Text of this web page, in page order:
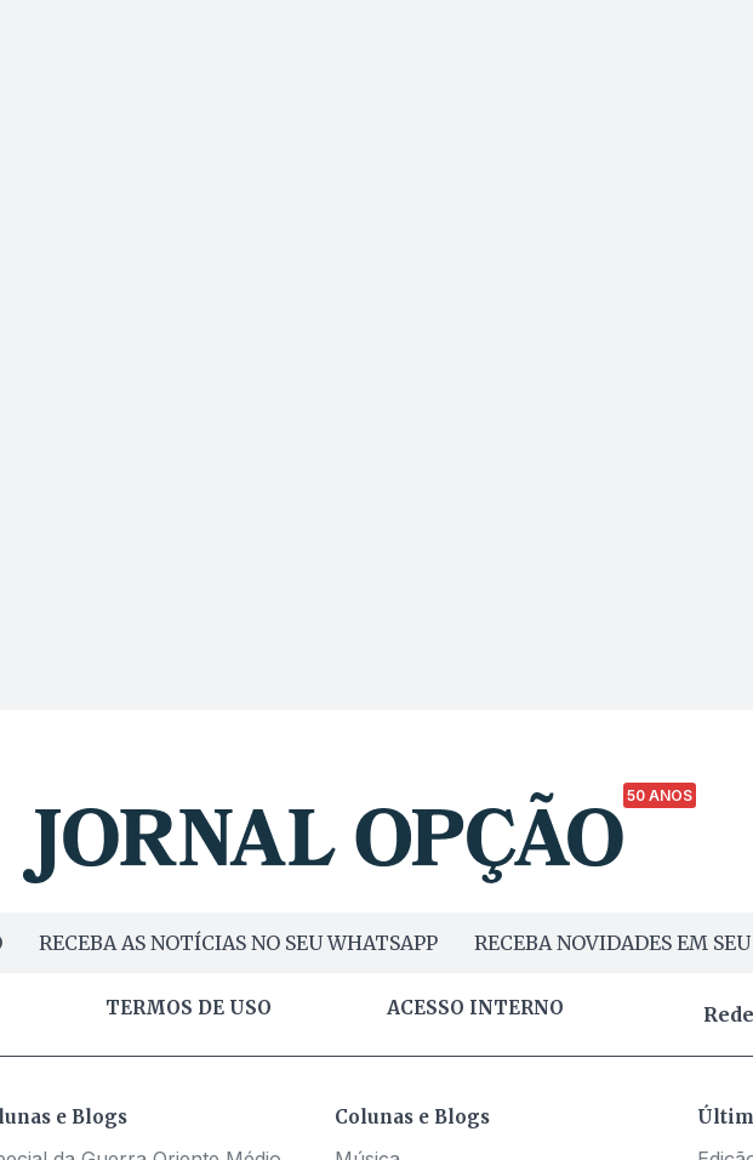
50 ANOS
RECEBA AS NOTÍCIAS NO SEU WHATSAPP RECEBA NOVIDADES EM
TERMOS DE USO ACESSO INTERNO
e Blogs Colunas e Blogs